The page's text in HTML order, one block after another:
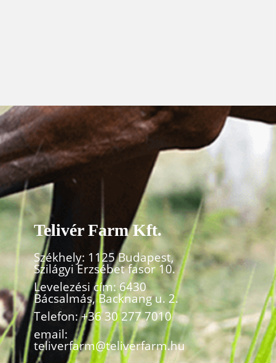
Telivér Farm Kft.
Székhely: 1125 Budapest,
Szilágyi Erzsébet fasor 10.
Levelezési cím: 6430
Bácsalmás, Backnang u. 2.
Telefon:+36 30 277 7010
email:
teliverfarm@teliverfarm.hu